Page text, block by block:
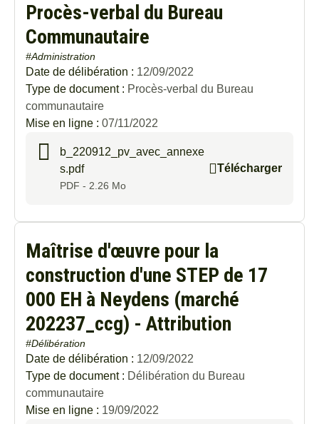
Procès-verbal du Bureau
Communautaire
#Administration
Date de délibération : 12/09/2022
Type de document : Procès-verbal du Bureau
communautaire
Mise en ligne : 07/11/2022
b_220912_pv_avec_annexe
s.pdf
PDF - 2.26 Mo
Télécharger
Maîtrise d'œuvre pour la
construction d'une STEP de 17
000 EH à Neydens (marché
202237_ccg) - Attribution
#Délibération
Date de délibération : 12/09/2022
Type de document : Délibération du Bureau
communautaire
Mise en ligne : 19/09/2022